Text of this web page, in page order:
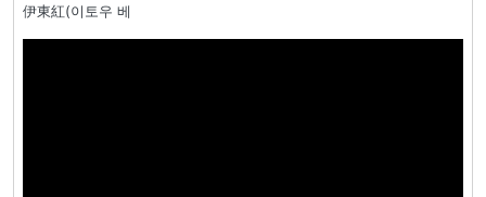
伊東紅(이토우 베